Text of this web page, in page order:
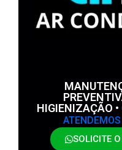
HIGIENIZAÇÃO
SOLICITE